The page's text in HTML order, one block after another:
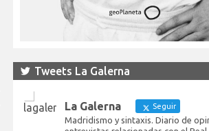
Tweets La Galerna
La Galerna Seguir
Madridismo y sintaxis. Diario de